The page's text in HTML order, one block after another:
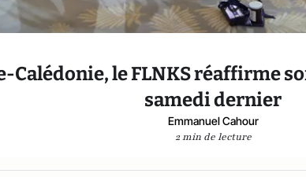
Calédonie, le FLNKS réaffirme
samedi dernier
Emmanuel Cahour
2 min de lecture